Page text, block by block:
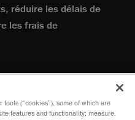
réduire les délais de
les frais de
(“cookies”), some of which are
features and functionality; measure,